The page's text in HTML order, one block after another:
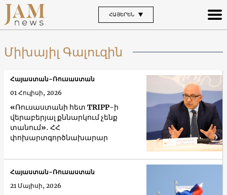
ՀԱՅԵՐԵՆ
Միխայիլ Գալուզին
«Ռուսաստանի հետ TRIPP-ի
վերաբերյալ քննարկում չենք
տանում»․ ՀՀ
փոխարտգործնախարար
Հայաստան-Ռուսաստան
01 Հուլիսի, 2026
Հայաստան-Ռուսաստան
21 Մայիսի, 2026